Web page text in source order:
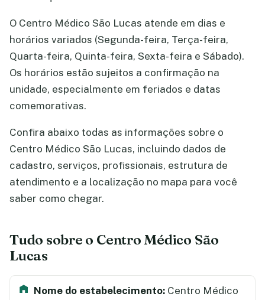
O Centro Médico São Lucas atende em dias e
horários variados (Segunda-feira, Terça-feira,
Quarta-feira, Quinta-feira, Sexta-feira e Sábado).
Os horários estão sujeitos a confirmação na
unidade, especialmente em feriados e datas
comemorativas.
Confira abaixo todas as informações sobre o
Centro Médico São Lucas, incluindo dados de
cadastro, serviços, profissionais, estrutura de
atendimento e a localização no mapa para você
saber como chegar.
Tudo sobre o Centro Médico São
Lucas
Nome do estabelecimento: Centro Médico